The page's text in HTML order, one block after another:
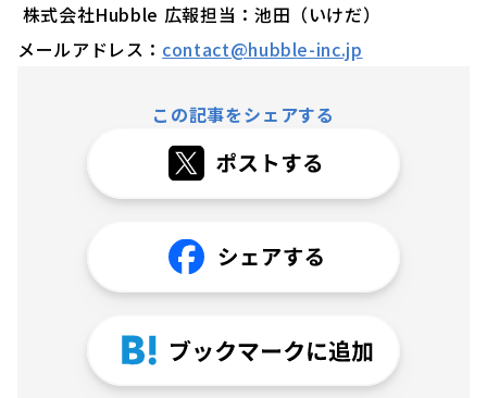
株式会社Hubble 広報担当：池田（いけだ）
メールアドレス： contact@hubble-inc.jp
この記事をシェアする